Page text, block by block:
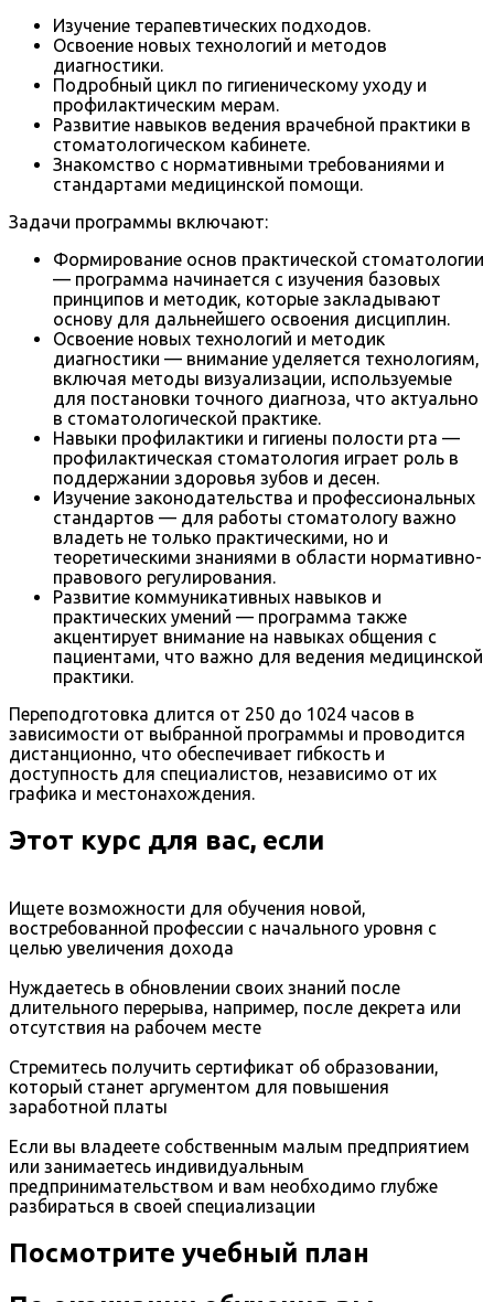
Изучение терапевтических подходов.
Освоение новых технологий и методов
диагностики.
Подробный цикл по гигиеническому уходу и
профилактическим мерам.
Развитие навыков ведения врачебной практики в
стоматологическом кабинете.
Знакомство с нормативными требованиями и
стандартами медицинской помощи.
Задачи программы включают:
Формирование основ практической стоматологии
— программа начинается с изучения базовых
принципов и методик, которые закладывают
основу для дальнейшего освоения дисциплин.
Освоение новых технологий и методик
диагностики — внимание уделяется технологиям,
включая методы визуализации, используемые
для постановки точного диагноза, что актуально
в стоматологической практике.
Навыки профилактики и гигиены полости рта —
профилактическая стоматология играет роль в
поддержании здоровья зубов и десен.
Изучение законодательства и профессиональных
стандартов — для работы стоматологу важно
владеть не только практическими, но и
теоретическими знаниями в области нормативно-
правового регулирования.
Развитие коммуникативных навыков и
практических умений — программа также
акцентирует внимание на навыках общения с
пациентами, что важно для ведения медицинской
практики.
Переподготовка длится от 250 до 1024 часов в
зависимости от выбранной программы и проводится
дистанционно, что обеспечивает гибкость и
доступность для специалистов, независимо от их
графика и местонахождения.
Этот курс для вас, если
Ищете возможности для обучения новой,
востребованной профессии с начального уровня с
целью увеличения дохода
Нуждаетесь в обновлении своих знаний после
длительного перерыва, например, после декрета или
отсутствия на рабочем месте
Стремитесь получить сертификат об образовании,
который станет аргументом для повышения
заработной платы
Если вы владеете собственным малым предприятием
или занимаетесь индивидуальным
предпринимательством и вам необходимо глубже
разбираться в своей специализации
Посмотрите учебный план